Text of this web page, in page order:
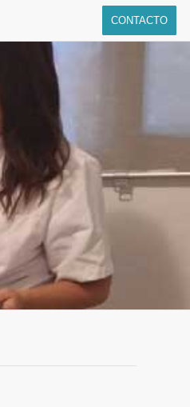
CONTACTO